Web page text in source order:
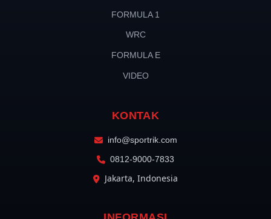
FORMULA 1
WRC
FORMULA E
VIDEO
KONTAK
info@sportrik.com
0812-9000-7833
Jakarta, Indonesia